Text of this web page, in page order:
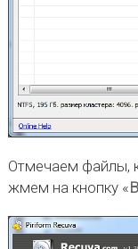
Отмечаем файлы,
жмем на кнопку «